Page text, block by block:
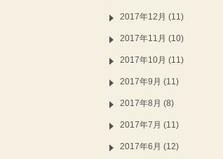
2017年12月 (11)
2017年11月 (10)
2017年10月 (11)
2017年9月 (11)
2017年8月 (8)
2017年7月 (11)
2017年6月 (12)